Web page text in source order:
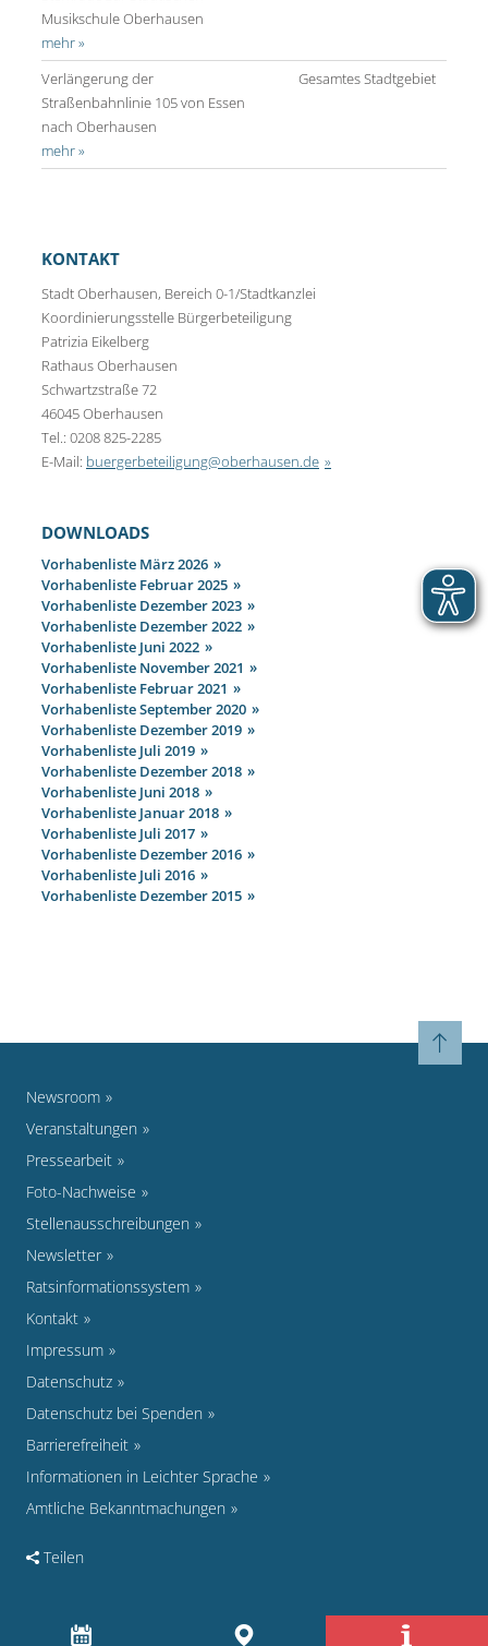
Musikschule Oberhausen
mehr »
Verlängerung der
Straßenbahnlinie 105 von Essen
nach Oberhausen
mehr »
Gesamtes Stadtgebiet
KONTAKT
Stadt Oberhausen, Bereich 0-1/Stadtkanzlei
Koordinierungsstelle Bürgerbeteiligung
Patrizia Eikelberg
Rathaus Oberhausen
Schwartzstraße 72
46045 Oberhausen
Tel.: 0208 825-2285
E-Mail: buergerbeteiligung@oberhausen.de
DOWNLOADS
Vorhabenliste März 2026
Vorhabenliste Februar 2025
Vorhabenliste Dezember 2023
Vorhabenliste Dezember 2022
Vorhabenliste Juni 2022
Vorhabenliste November 2021
Vorhabenliste Februar 2021
Vorhabenliste September 2020
Vorhabenliste Dezember 2019
Vorhabenliste Juli 2019
Vorhabenliste Dezember 2018
Vorhabenliste Juni 2018
Vorhabenliste Januar 2018
Vorhabenliste Juli 2017
Vorhabenliste Dezember 2016
Vorhabenliste Juli 2016
Vorhabenliste Dezember 2015
Newsroom
Veranstaltungen
Pressearbeit
Foto-Nachweise
Stellenausschreibungen
Newsletter
Ratsinformationssystem
Kontakt
Impressum
Datenschutz
Datenschutz bei Spenden
Barrierefreiheit
Informationen in Leichter Sprache
Amtliche Bekanntmachungen
Teilen